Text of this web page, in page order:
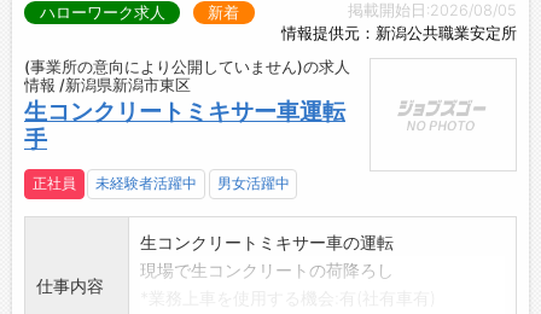
掲載開始日:2026/08/05
情報提供元：新潟公共職業安定所
ハローワーク求人 新着
(事業所の意向により公開していません)の求人
情報 /新潟県新潟市東区
生コンクリートミキサー車運転
手
正社員 未経験者活躍中 男女活躍中
仕事内容
生コンクリートミキサー車の運転
現場で生コンクリートの荷降ろし